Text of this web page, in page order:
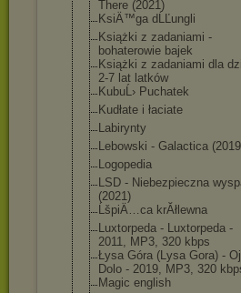
There (2021)
KsiÄ™ga dĹĽungli
Książki z zadaniami -
bohaterowie bajek
Książki z zadaniami dla
2-7 lat latków
KubuĹ› Puchatek
Kudłate i łaciate
Labirynty
Lebowski - Galactica
Logopedia
LSD - Niebezpieczna
(2021)
ĹšpiÄ…ca krĂłlewna
Luxtorpeda - Luxtorpeda -
2011, MP3, 320 kbps
Łysa Góra (Lysa Gora) - Oj
Dolo - 2019, MP3, 320
Magic english